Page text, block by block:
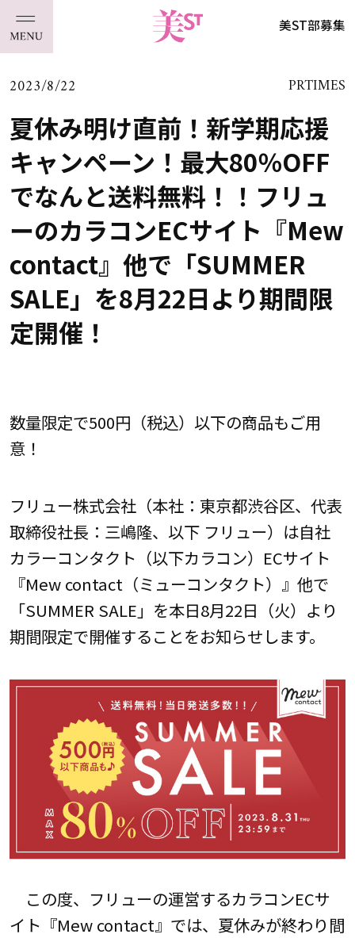
美ST部募集
2023/8/22 PRTIMES
夏休み明け直前！新学期応援
キャンペーン！最大80％OFF
でなんと送料無料！！フリュ
ーのカラコンECサイト『Mew
contact』他で「SUMMER
SALE」を8月22日より期間限
定開催！
数量限定で500円（税込）以下の商品もご用
意！
フリュー株式会社（本社：東京都渋谷区、代表
取締役社長：三嶋隆、以下 フリュー）は自社
カラーコンタクト（以下カラコン）ECサイト
『Mew contact（ミューコンタクト）』他で
「SUMMER SALE」を本日8月22日（火）より
期間限定で開催することをお知らせします。
この度、フリューの運営するカラコンECサ
イト『Mew contact』では、夏休みが終わり間